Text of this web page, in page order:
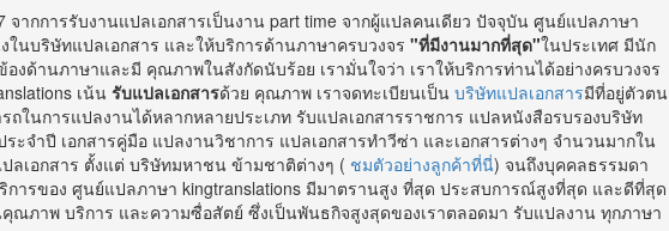
จากการรับงานแปลเอกสารเป็นงาน part time จากผู้แปลคนเดียว ปัจจุบัน ศูนย์แปลภาษา
ในบริษัทแปลเอกสาร และให้บริการด้านภาษาครบวงจร "ที่มีงานมากที่สุด"ในประเทศ มีนัก
งด้านภาษาและมี คุณภาพในสังกัดนับร้อย เรามั่นใจว่า เราให้บริการท่านได้อย่างครบวงจร
เน้น รับแปลเอกสารด้วย คุณภาพ เราจดทะเบียนเป็น บริษัทแปลเอกสารมีที่อยู่ตัวตน
ในการแปลงานได้หลากหลายประเภท รับแปลเอกสารราชการ แปลหนังสือรบรองบริษัท
ระจำปี เอกสารคู่มือ แปลงานวิชาการ แปลเอกสารทำวีซ่า และเอกสารต่างๆ จำนวนมากใน
ลเอกสาร ตั้งแต่ บริษัทมหาชน ข้ามชาติต่างๆ ( ชมตัวอย่างลูกค้าที่นี่) จนถึงบุคคลธรรมดา
การของ ศูนย์แปลภาษา kingtranslations มีมาตรานสูง ที่สุด ประสบการณ์สูงที่สุด และดีที่สุด
คุณภาพ บริการ และความซื่อสัตย์ ซึ่งเป็นพันธกิจสูงสุดของเราตลอดมา รับแปลงาน ทุกภาษา